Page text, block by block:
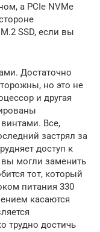
а PCIe NVMe
SSD, если вы
Достаточно
но это не
и другая
Все,
застрял за
доступ к
могли заменить
тот, который
питания 330
касаются
трудно достичь